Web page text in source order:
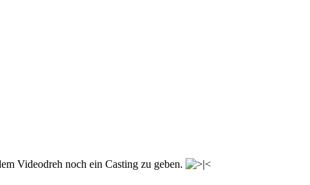
Videodreh noch ein Casting zu geben.